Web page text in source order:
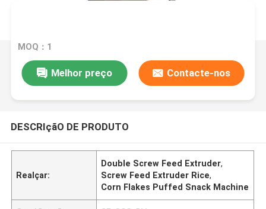
MOQ：1
Melhor preço Contacte-nos
DESCRIçãO DE PRODUTO
Realçar:
Double Screw Feed Extruder,
Screw Feed Extruder Rice,
Corn Flakes Puffed Snack Machine